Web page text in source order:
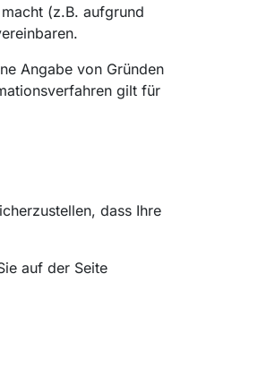
(z.B. aufgrund
Angabe von Gründen
gilt für
dass Ihre
auf der Seite